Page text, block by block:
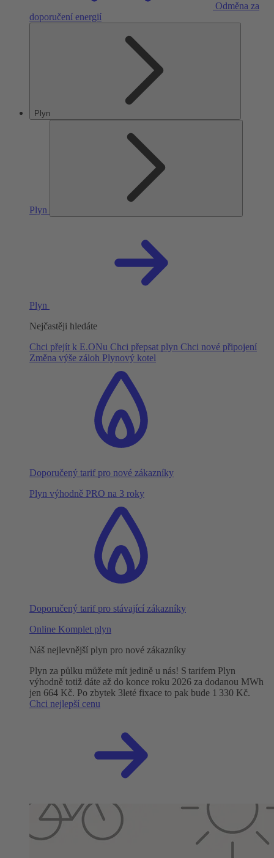
Odměna za
doporučení energií
Plyn
Plyn
Plyn
Nejčastěji hledáte
Chci přejít k E.ONu Chci přepsat plyn Chci nové připojení
Změna výše záloh Plynový kotel
Doporučený tarif pro nové zákazníky
Plyn výhodně PRO na 3 roky
Doporučený tarif pro stávající zákazníky
Online Komplet plyn
Náš nejlevnější plyn pro nové zákazníky
Plyn za půlku můžete mít jedině u nás! S tarifem Plyn
výhodně totiž dáte až do konce roku 2026 za dodanou MWh
jen 664 Kč. Po zbytek 3leté fixace to pak bude 1 330 Kč.
Chci nejlepší cenu